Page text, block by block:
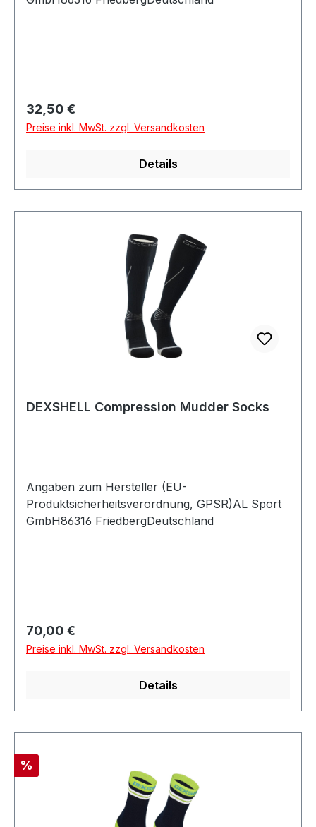
Regulärer Preis:
32,50 €
Preise inkl. MwSt. zzgl. Versandkosten
Details
DEXSHELL Compression Mudder Socks
Angaben zum Hersteller (EU-
Produktsicherheitsverordnung, GPSR)AL Sport
GmbH86316 FriedbergDeutschland
Regulärer Preis:
70,00 €
Preise inkl. MwSt. zzgl. Versandkosten
Details
Rabatt
%